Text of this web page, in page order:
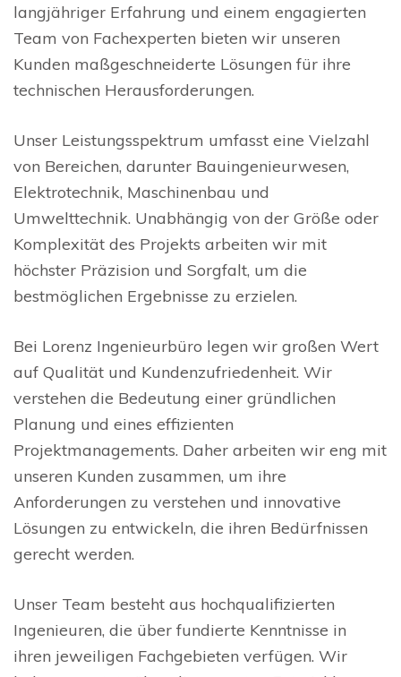
langjähriger Erfahrung und einem engagierten
Team von Fachexperten bieten wir unseren
Kunden maßgeschneiderte Lösungen für ihre
technischen Herausforderungen.
Unser Leistungsspektrum umfasst eine Vielzahl
von Bereichen, darunter Bauingenieurwesen,
Elektrotechnik, Maschinenbau und
Umwelttechnik. Unabhängig von der Größe oder
Komplexität des Projekts arbeiten wir mit
höchster Präzision und Sorgfalt, um die
bestmöglichen Ergebnisse zu erzielen.
Bei Lorenz Ingenieurbüro legen wir großen Wert
auf Qualität und Kundenzufriedenheit. Wir
verstehen die Bedeutung einer gründlichen
Planung und eines effizienten
Projektmanagements. Daher arbeiten wir eng mit
unseren Kunden zusammen, um ihre
Anforderungen zu verstehen und innovative
Lösungen zu entwickeln, die ihren Bedürfnissen
gerecht werden.
Unser Team besteht aus hochqualifizierten
Ingenieuren, die über fundierte Kenntnisse in
ihren jeweiligen Fachgebieten verfügen. Wir